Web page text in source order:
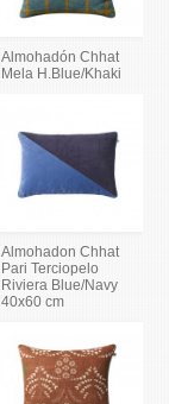
Almohadón Chhat
Mela H.Blue/Khaki
Almohadon Chhat
Pari Terciopelo
Riviera Blue/Navy
40x60 cm